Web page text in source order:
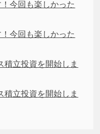
今回も楽しかった
今回も楽しかった
積立投資を開始しま
積立投資を開始しま